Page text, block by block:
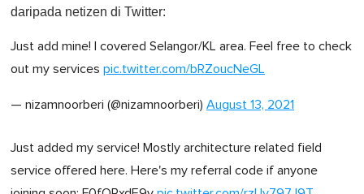
daripada netizen di Twitter:
Just add mine! I covered Selangor/KL area. Feel free to check
out my services pic.twitter.com/bRZoucNeGL
— nizamnoorberi (@nizamnoorberi) August 13, 2021
Just added my service! Mostly architecture related field
service offered here. Here's my referral code if anyone